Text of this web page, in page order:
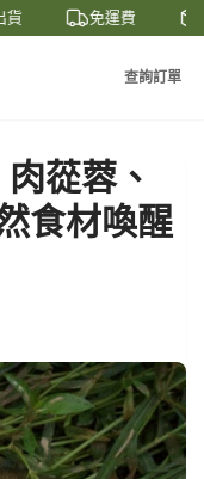
免運費
查詢訂單
蓯蓉、
食材喚醒